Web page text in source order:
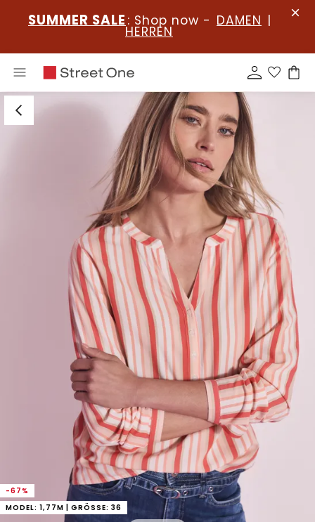
SUMMER SALE : Shop now - DAMEN |
HERREN
-67%
MODEL: 1,77M | GRÖSSE: 36